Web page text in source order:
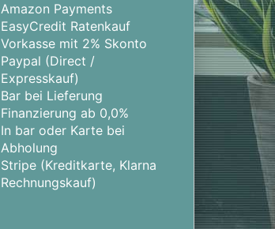
Amazon Payments
EasyCredit Ratenkauf
Vorkasse mit 2% Skonto
Paypal (Direct /
Expresskauf)
Bar bei Lieferung
Finanzierung ab 0,0%
In bar oder Karte bei
Abholung
Stripe (Kreditkarte, Klarna
Rechnungskauf)